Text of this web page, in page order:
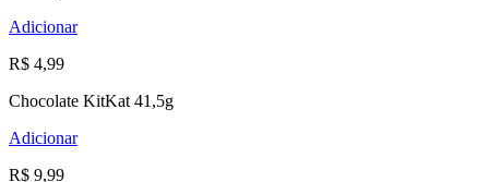
Adicionar
R$ 4,99
Chocolate KitKat 41,5g
Adicionar
R$ 9,99